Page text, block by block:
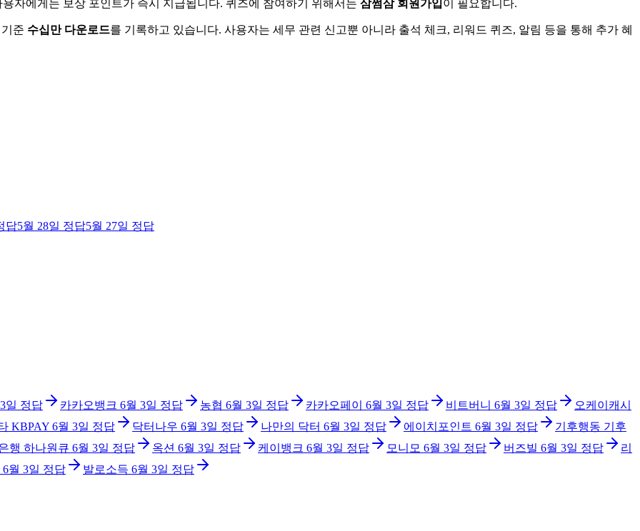
자에게는 보상 포인트가 즉시 지급됩니다. 퀴즈에 참여하기 위해서는 삼쩜삼 회원가입이 필요합니다.
준 수십만 다운로드를 기록하고 있습니다. 사용자는 세무 관련 신고뿐 아니라 출석 체크, 리워드 퀴즈, 알림 등을 통해 추가 혜
답5월 28일 정답5월 27일 정답
일 정답 카카오뱅크 6월 3일 정답 농협 6월 3일 정답 카카오페이 6월 3일 정답 비트버니 6월 3일 정답
오케이캐시
KBPAY 6월 3일 정답 닥터나우 6월 3일 정답 나만의 닥터 6월 3일 정답 에이치포인트 6월 3일 정답
기후행동 기후
행 하나원큐 6월 3일 정답 옥션 6월 3일 정답 케이뱅크 6월 3일 정답 모니모 6월 3일 정답 버즈빌 6월 3일 정답
리
6월 3일 정답 발로소득 6월 3일 정답